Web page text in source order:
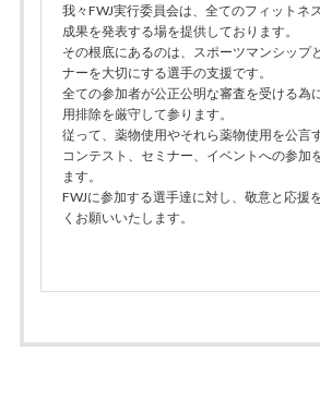
我々FWJ実行委員会は、全てのフィットネ
成果を発表する場を提供しております。
その根底にあるのは、スポーツマンシップ
ナーを大切にする選手の支援です。
全ての参加者が公正公明な審査を受ける為
用排除を厳守して参ります。
従って、薬物使用やそれら薬物使用を公言
コンテスト、セミナー、イベントへの参加
ます。
FWJに参加する選手達に対し、敬意と応援
くお願いいたします。